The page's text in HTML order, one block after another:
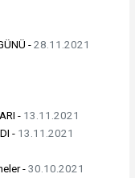
-28.11.2021
- 13.11.2021
- 13.11.2021
-30.10.2021